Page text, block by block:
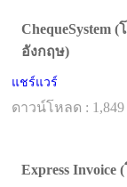
ChequeSystem
อังกฤษ)
แชร์แวร์
ดาวน์โหลด : 1,849
Express Invoice